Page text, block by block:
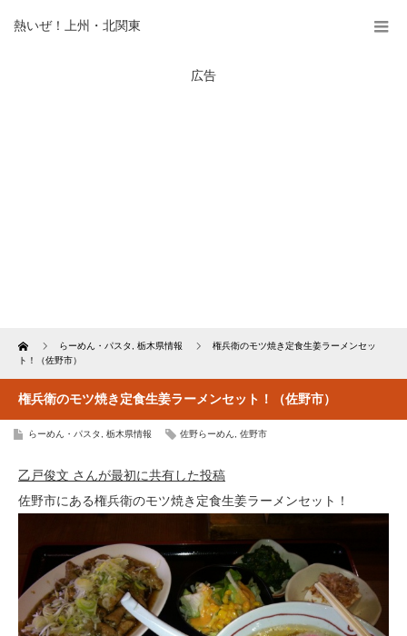
熱いぜ！上州・北関東
広告
Home らーめん・パスタ 栃木県情報
権兵衛のモツ焼き定食生姜ラーメンセッ
ト！（佐野市）
権兵衛のモツ焼き定食生姜ラーメンセット！（佐野市）
らーめん・パスタ 栃木県情報 佐野らーめん 佐野市
乙戸俊文 さんが最初に共有した投稿
佐野市にある権兵衛のモツ焼き定食生姜ラーメンセット！